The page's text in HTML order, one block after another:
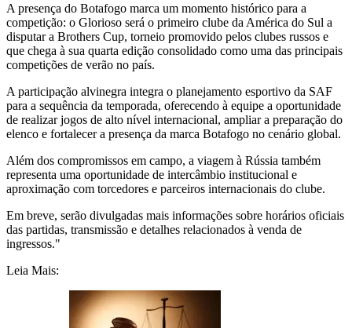
A presença do Botafogo marca um momento histórico para a
competição: o Glorioso será o primeiro clube da América do Sul a
disputar a Brothers Cup, torneio promovido pelos clubes russos e
que chega à sua quarta edição consolidado como uma das principais
competições de verão no país.
A participação alvinegra integra o planejamento esportivo da SAF
para a sequência da temporada, oferecendo à equipe a oportunidade
de realizar jogos de alto nível internacional, ampliar a preparação do
elenco e fortalecer a presença da marca Botafogo no cenário global.
Além dos compromissos em campo, a viagem à Rússia também
representa uma oportunidade de intercâmbio institucional e
aproximação com torcedores e parceiros internacionais do clube.
Em breve, serão divulgadas mais informações sobre horários oficiais
das partidas, transmissão e detalhes relacionados à venda de
ingressos."
Leia Mais: